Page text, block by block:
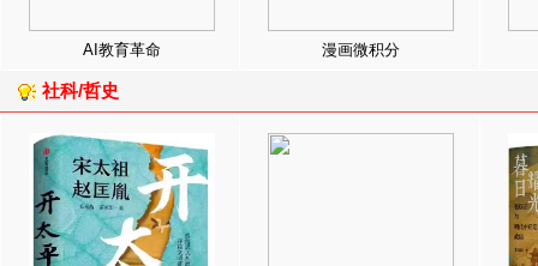
AI教育革命 漫画微积分
社科/哲史